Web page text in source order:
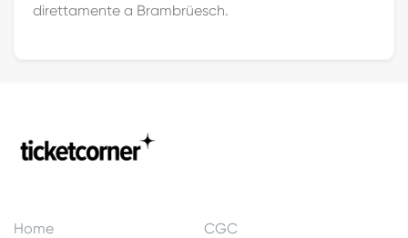
direttamente a Brambrüesch.
Home CGC